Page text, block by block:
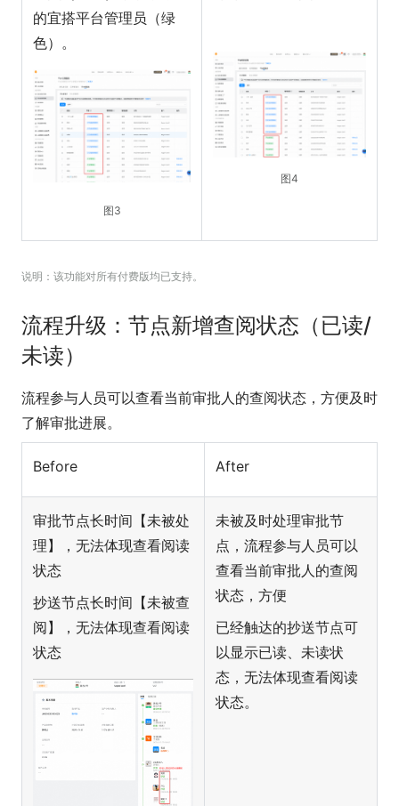
的宜搭平台管理员（绿
色）。
图3
图4
说明：该功能对所有付费版均已支持。
流程升级：节点新增查阅状态（已读/
未读）
流程参与人员可以查看当前审批人的查阅状态，方便及时
了解审批进展。
Before After
审批节点长时间【未被处
理】，无法体现查看阅读
状态
抄送节点长时间【未被查
阅】，无法体现查看阅读
状态
未被及时处理审批节
点，流程参与人员可以
查看当前审批人的查阅
状态，方便
已经触达的抄送节点可
以显示已读、未读状
态，无法体现查看阅读
状态。